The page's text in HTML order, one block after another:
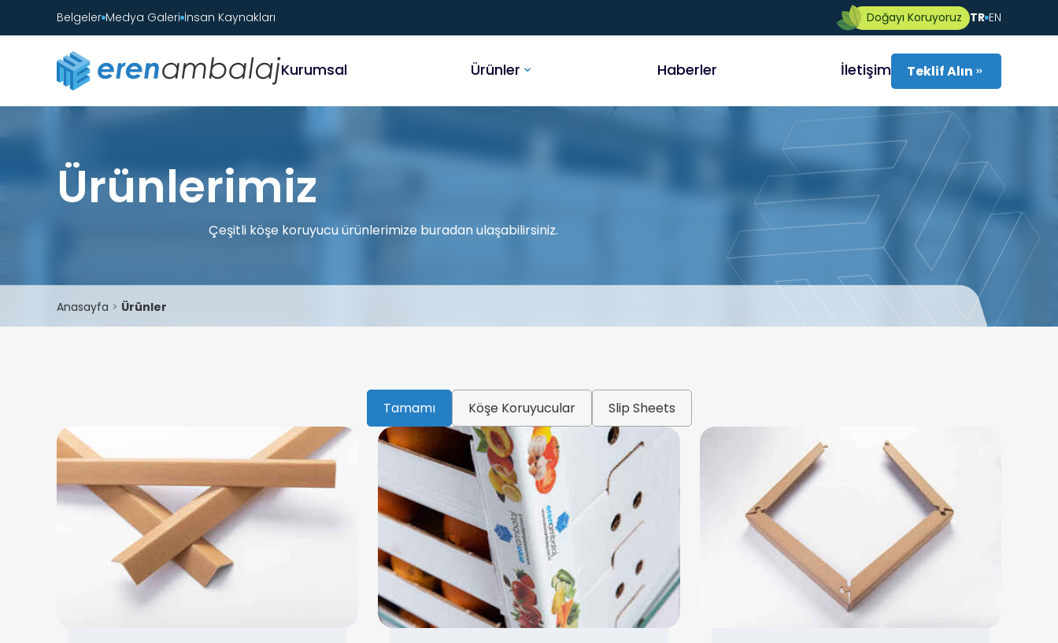
Belgeler Medya Galeri İnsan Kaynakları Doğayı Koruyoruz TR EN
Kurumsal Ürünler Haberler İletişim Teklif Alın
Ürünlerimiz
Çeşitli köşe koruyucu ürünlerimize buradan ulaşabilirsiniz.
Anasayfa Ürünler
Tamamı Köşe Koruyucular Slip Sheets